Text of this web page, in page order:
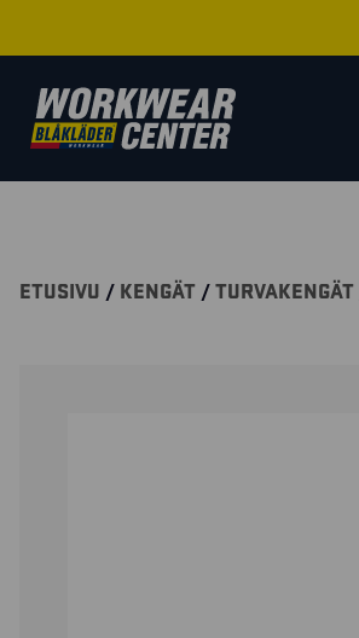
ETUSIVU / KENGÄT /TURVAKENGÄT